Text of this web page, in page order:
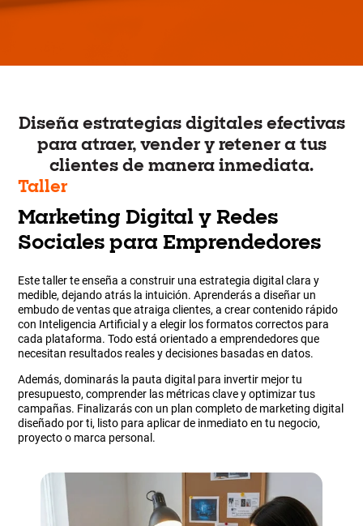
Diseña estrategias digitales efectivas
para atraer, vender y retener a tus
clientes de manera inmediata.
Taller
Marketing Digital y Redes
Sociales para Emprendedores
Este taller te enseña a construir una estrategia digital clara y
medible, dejando atrás la intuición. Aprenderás a diseñar un
embudo de ventas que atraiga clientes, a crear contenido rápido
con Inteligencia Artificial y a elegir los formatos correctos para
cada plataforma. Todo está orientado a emprendedores que
necesitan resultados reales y decisiones basadas en datos.
Además, dominarás la pauta digital para invertir mejor tu
presupuesto, comprender las métricas clave y optimizar tus
campañas. Finalizarás con un plan completo de marketing digital
diseñado por ti, listo para aplicar de inmediato en tu negocio,
proyecto o marca personal.